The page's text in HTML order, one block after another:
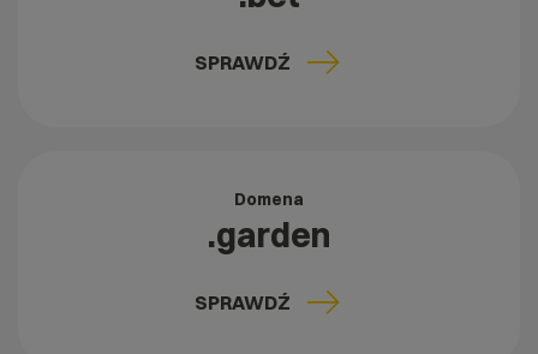
SPRAWDŹ
Domena
.garden
SPRAWDŹ